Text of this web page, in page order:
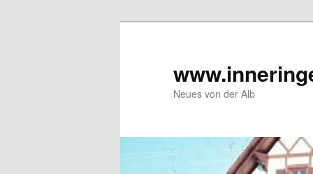
Neues von der Alb